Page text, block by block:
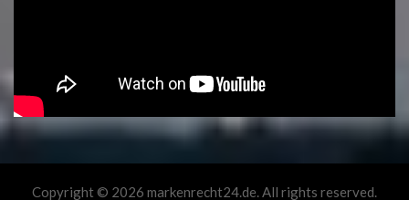
Copyright © 2026 markenrecht24.de. All rights reserved.